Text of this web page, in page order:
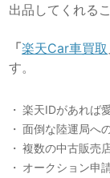
出品してくれる
「楽天Car車買取
す。
楽天IDがあれば
面倒な陸運局へ
複数の中古販売
オークション申